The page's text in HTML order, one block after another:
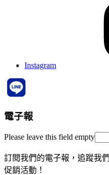
Instagram
電子報
Please leave this field empty
訂閱我們的電子報，追蹤我
促銷活動！